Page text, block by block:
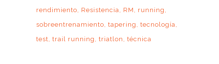
rendimiento
Resistencia RM
running
sobreentrenamiento tapering
tecnología
test trail running triatlon técnica